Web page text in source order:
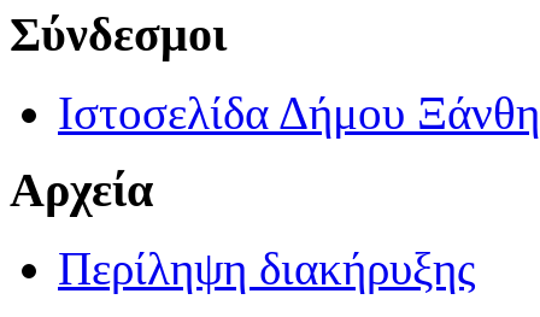
Σύνδεσμοι
Ιστοσελίδα Δήμου
Αρχεία
Περίληψη διακήρυξης